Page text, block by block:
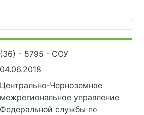
(36) - 5795 - СОУ
04.06.2018
Центрально-Черноземное
межрегиональное управление
Федеральной службы по